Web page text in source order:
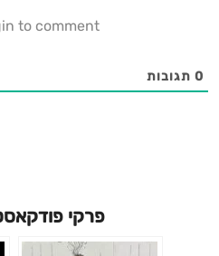
to comment
0 תגובות
פרקי